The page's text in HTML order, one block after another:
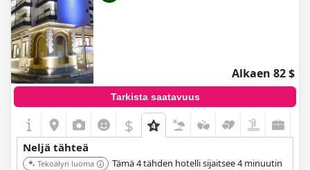
Alkaen 82 $
Tarkista saatavuus
$
Neljä tähteä
Tekoälyn luoma
Tämä 4 tähden hotelli sijaitsee 4 minuutin